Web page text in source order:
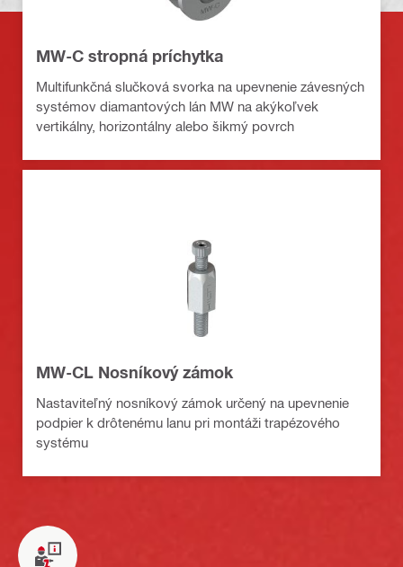
MW-C stropná príchytka
Multifunkčná slučková svorka na upevnenie závesných
systémov diamantových lán MW na akýkoľvek
vertikálny, horizontálny alebo šikmý povrch
MW-CL Nosníkový zámok
Nastaviteľný nosníkový zámok určený na upevnenie
podpier k drôtenému lanu pri montáži trapézového
systému